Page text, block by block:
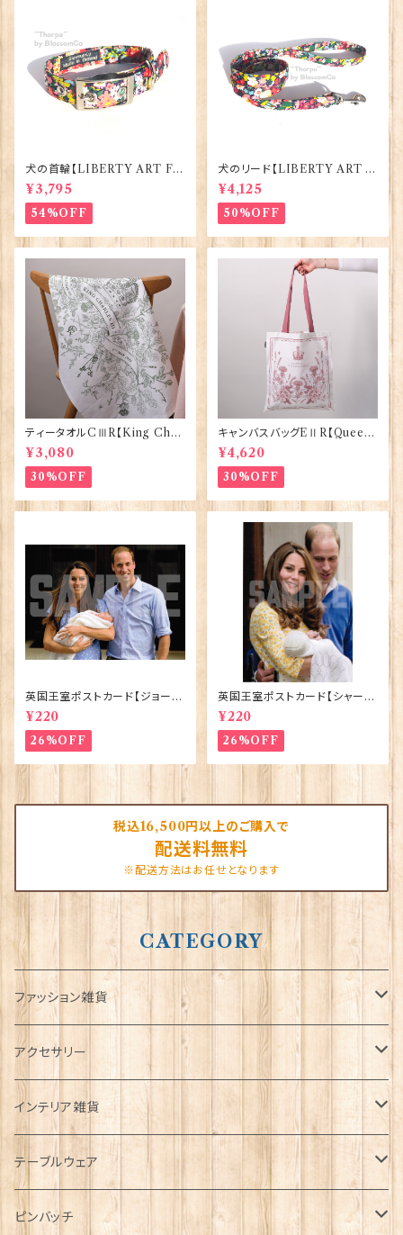
犬の首輪【LIBERTY ART FA
BRIC=Thorpe】BlossomCo
90295
¥3,795
54%OFF
犬のリード【LIBERTY ART F
ABRIC=Thorpe】BlossomC
o 90294
¥4,125
50%OFF
ティータオルCⅢR【King Char
lesⅢ Coronation】Victoria
Eggs 50129
¥3,080
30%OFF
キャンバスバッグEⅡR【Queen
ElizabethⅡ Commemorativ
e】Victoria Eggs 90332
¥4,620
30%OFF
英国王室ポストカード【ジョージ
王子ご誕生】Pageantry Post
card 90183-JEF100
¥220
26%OFF
英国王室ポストカード【シャーロ
ット王女2】Pageantry Postca
rd 90183-JEF202
¥220
26%OFF
税込16,500円以上のご購入で
配送料無料
※配送方法はお任せとなります
CATEGORY
ファッション雑貨
タータンネクタイ
帽子
キャップ
ハンチング帽
Tシャツ
マフラー
アクセサリー
ORTAK
ブローチ
ペンダント
インテリア雑貨
インテリア置物
ラブスプーン
テーブルウェア
ティータオル
ピンバッチ